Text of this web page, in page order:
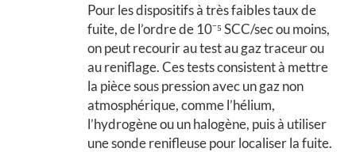
Pour les dispositifs à très faibles taux de
fuite, de l’ordre de 10⁻⁵ SCC/sec ou moins,
on peut recourir au test au gaz traceur ou
au reniflage. Ces tests consistent à mettre
la pièce sous pression avec un gaz non
atmosphérique, comme l’hélium,
l’hydrogène ou un halogène, puis à utiliser
une sonde renifleuse pour localiser la fuite.